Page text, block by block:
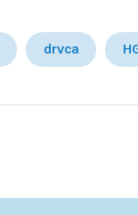
drvca